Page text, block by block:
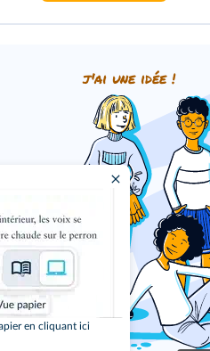
en cliquant ici
j'ai une idée !